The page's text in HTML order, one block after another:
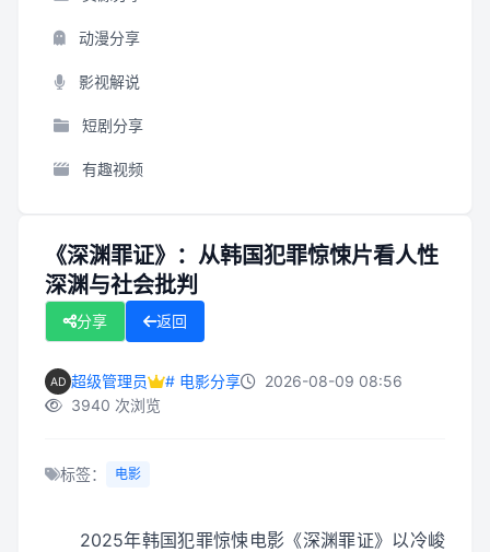
动漫分享
影视解说
短剧分享
有趣视频
《深渊罪证》：从韩国犯罪惊悚片看人性
深渊与社会批判
分享 返回
超级管理员 # 电影分享
2026-08-09 08:56
3940 次浏览
标签： 电影
2025年韩国犯罪惊悚电影《深渊罪证》以冷峻